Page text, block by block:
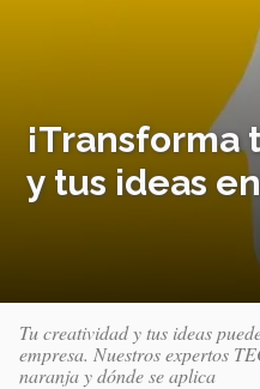
y tus ideas
Tu creatividad y tus ideas
empresa. Nuestros expertos
naranja y dónde se aplica